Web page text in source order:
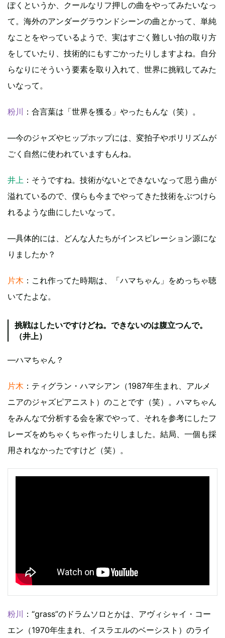
ぽくというか、クールなリフ押しの曲をやってみたいなっ
て。海外のアンダーグラウンドシーンの曲とかって、単純
なことをやっているようで、実はすごく難しい拍の取り方
をしていたり、技術的にもすごかったりしますよね。自分
らなりにそういう要素を取り入れて、世界に挑戦してみた
いなって。
粉川 ：合言葉は「世界を獲る」やったもんな（笑）。
―今のジャズやヒップホップには、変拍子やポリリズムが
ごく自然に使われていますもんね。
井上 ：そうですね。技術がないとできないなって思う曲が
溢れているので、僕らも今までやってきた技術をぶつけら
れるような曲にしたいなって。
―具体的には、どんな人たちがインスピレーション源にな
りましたか？
片木 ：これ作ってた時期は、「ハマちゃん」をめっちゃ聴
いてたよな。
挑戦はしたいですけどね。できないのは腹立つんで。
（井上）
―ハマちゃん？
片木 ：ティグラン・ハマシアン（1987年生まれ、アルメ
ニアのジャズピアニスト）のことです（笑）。ハマちゃん
をみんなで分析する会を家でやって、それを参考にしたフ
レーズをめちゃくちゃ作ったりしました。結局、一個も採
用されなかったですけど（笑）。
粉川
：“grass”のドラムソロとかは、アヴィシャイ・コー
エン（1970年生まれ、イスラエルのベーシスト）のライ